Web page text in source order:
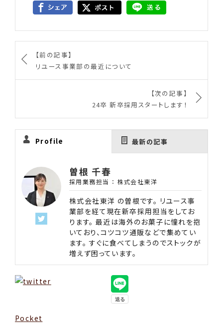
【前の記事】
リユース事業部の最近について
【次の記事】
24卒 新卒採用スタートします！
Profile 最新の記事
曽根 千春
採用業務担当 ： 株式会社東洋
株式会社東洋 の曽根です。 リユース事
業部を経て現在新卒採用担当をしてお
ります。 最近は海外のお菓子に憧れを抱
いており、コツコツ通販などで集めてい
ます。 すぐに食べてしまうのでストックが
増えず困っています。
Pocket